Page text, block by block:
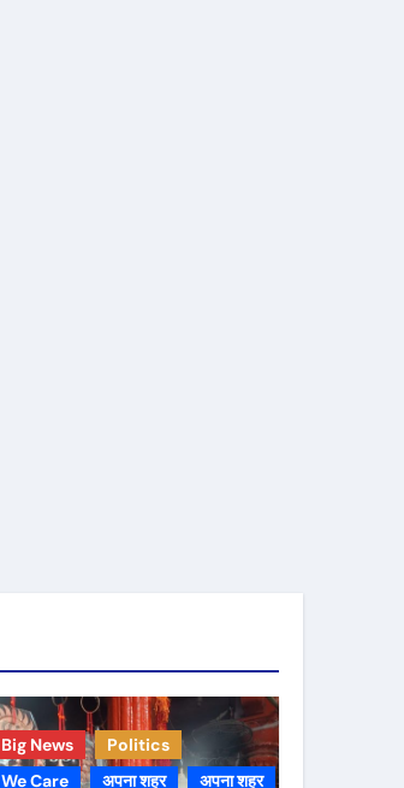
Big News
Politics
We Care
अपना शहर अपना शहर